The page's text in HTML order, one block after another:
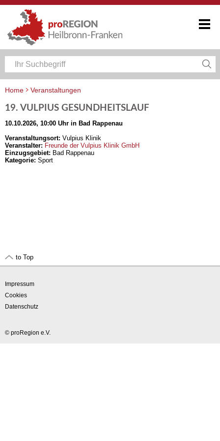
Home
Veranstaltungen
19. VULPIUS GESUNDHEITSLAUF
10.10.2026, 10:00 Uhr in Bad Rappenau
Veranstaltungsort: Vulpius Klinik
Veranstalter: Freunde der Vulpius Klinik GmbH
Einzugsgebiet: Bad Rappenau
Kategorie: Sport
to Top
Impressum
Cookies
Datenschutz
© proRegion e.V.